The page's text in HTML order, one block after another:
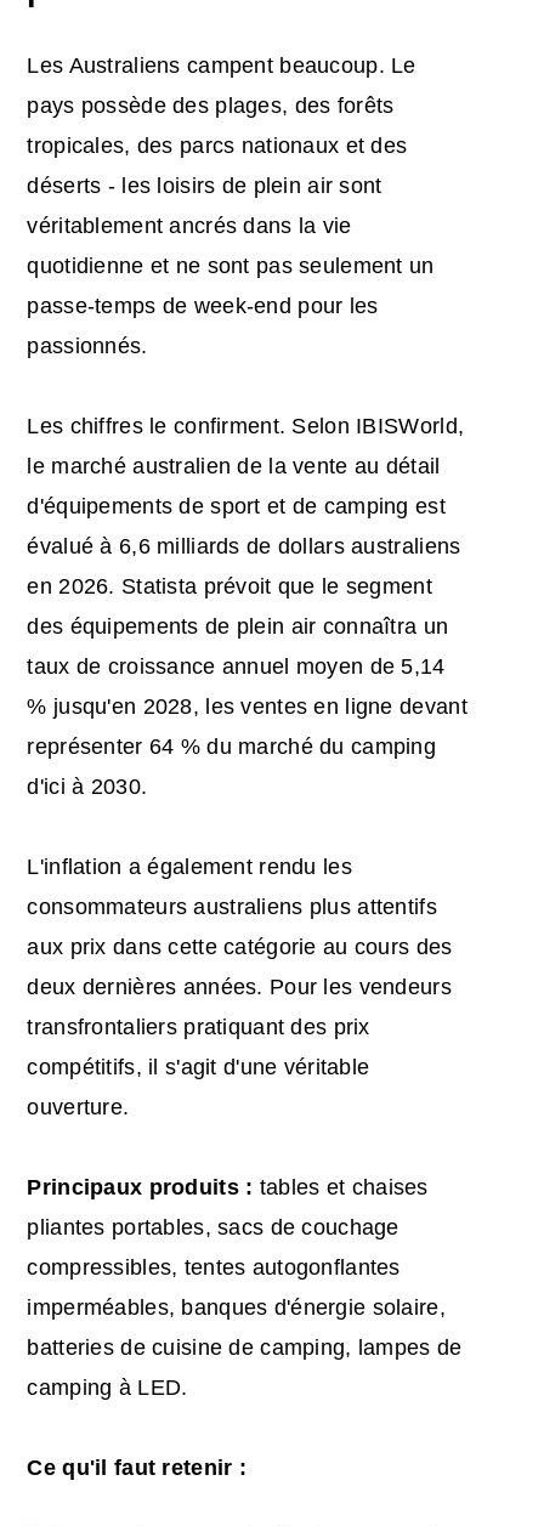
Les Australiens campent beaucoup. Le
pays possède des plages, des forêts
tropicales, des parcs nationaux et des
déserts - les loisirs de plein air sont
véritablement ancrés dans la vie
quotidienne et ne sont pas seulement un
passe-temps de week-end pour les
passionnés.
Les chiffres le confirment. Selon IBISWorld,
le marché australien de la vente au détail
d'équipements de sport et de camping est
évalué à 6,6 milliards de dollars australiens
en 2026. Statista prévoit que le segment
des équipements de plein air connaîtra un
taux de croissance annuel moyen de 5,14
% jusqu'en 2028, les ventes en ligne devant
représenter 64 % du marché du camping
d'ici à 2030.
L'inflation a également rendu les
consommateurs australiens plus attentifs
aux prix dans cette catégorie au cours des
deux dernières années. Pour les vendeurs
transfrontaliers pratiquant des prix
compétitifs, il s'agit d'une véritable
ouverture.
Principaux produits : tables et chaises
pliantes portables, sacs de couchage
compressibles, tentes autogonflantes
imperméables, banques d'énergie solaire,
batteries de cuisine de camping, lampes de
camping à LED.
Ce qu'il faut retenir :